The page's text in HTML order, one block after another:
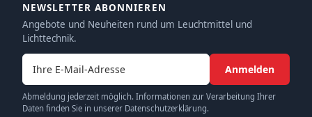
NEWSLETTER ABONNIEREN
Angebote und Neuheiten rund um Leuchtmittel und
Lichttechnik.
E-Mail-Adresse
Anmelden
Abmeldung jederzeit möglich. Informationen zur Verarbeitung Ihrer
Daten finden Sie in unserer Datenschutzerklärung.